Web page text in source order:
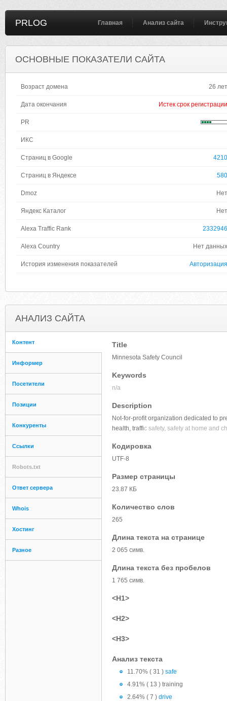
PRLOG Главная Анализ сайта
ОСНОВНЫЕ ПОКАЗАТЕЛИ САЙТА
Возраст домена 26 лет
Дата окончания Истек срок регистрации
PR
ИКС
Страниц в Google 4210
Страниц в Яндексе 580
Dmoz Нет
Яндекс Каталог Нет
Alexa Traffic Rank 2332946
Alexa Country Нет данных
История изменения показателей Авторизация
АНАЛИЗ САЙТА
Контент
Информер
Посетители
Позиции
Конкуренты
Ссылки
Robots.txt
Ответ сервера
Whois
Хостинг
Разное
Title
Minnesota Safety Council
Keywords
n/a
Description
Not-for-profit organization dedicated to
health, traffic safety, safety at home and
Кодировка
UTF-8
Размер страницы
23.87 КБ
Количество слов
265
Длина текста на странице
2 065 симв.
Длина текста без пробелов
1 765 симв.
<H1>
<H2>
<H3>
Анализ текста
11.70% ( 31 ) safe
4.91% ( 13 ) training
2.64% ( 7 ) drive